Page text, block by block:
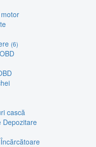
(6)
cască
Depozitare